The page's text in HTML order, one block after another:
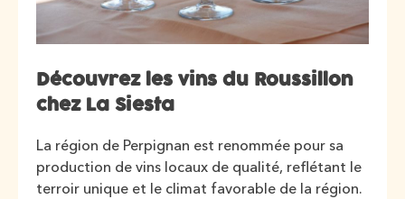
Découvrez les vins du Roussillon
chez La Siesta
La région de Perpignan est renommée pour sa
production de vins locaux de qualité, reflétant le
terroir unique et le climat favorable de la région.